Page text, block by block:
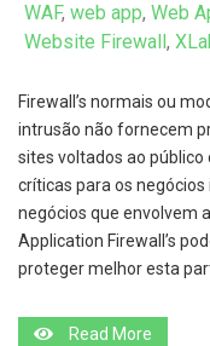
WAF, web app, Web
Website Firewall ,
Firewall’s normais ou
intrusão não fornecem
sites voltados ao público
críticas para os
negócios que envolvem
Application Firewall’s
proteger melhor esta
Read More